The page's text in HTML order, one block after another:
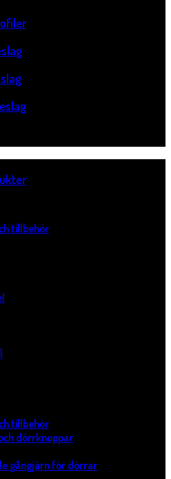
tillbehör
tillbehör
dörrknoppar
gångjärn för dörrar